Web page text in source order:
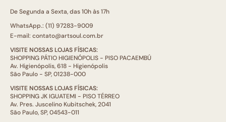
De Segunda a Sexta, das 10h às 17h
WhatsApp.: (11) 97283-9009
E-mail: contato@artsoul.com.br
VISITE NOSSAS LOJAS FÍSICAS:
SHOPPING PÁTIO HIGIENÓPOLIS - PISO PACAEMBÚ
Av. Higienópolis, 618 - Higienópolis
São Paulo - SP, 01238-000
VISITE NOSSAS LOJAS FÍSICAS:
SHOPPING JK IGUATEMI - PISO TÉRREO
Av. Pres. Juscelino Kubitschek, 2041
São Paulo, SP, 04543-011